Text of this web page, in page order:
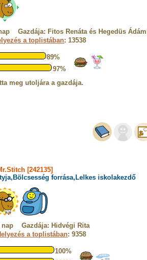
Gazdája: Fitos Renáta és Hegedüs Ádám
a toplistában: 13538
89%
97%
meg utoljára a gazdája.
[242135]
forrása,Lelkes iskolakezdő
nap Gazdája: Hidvégi Rita
a toplistában: 9358
100%